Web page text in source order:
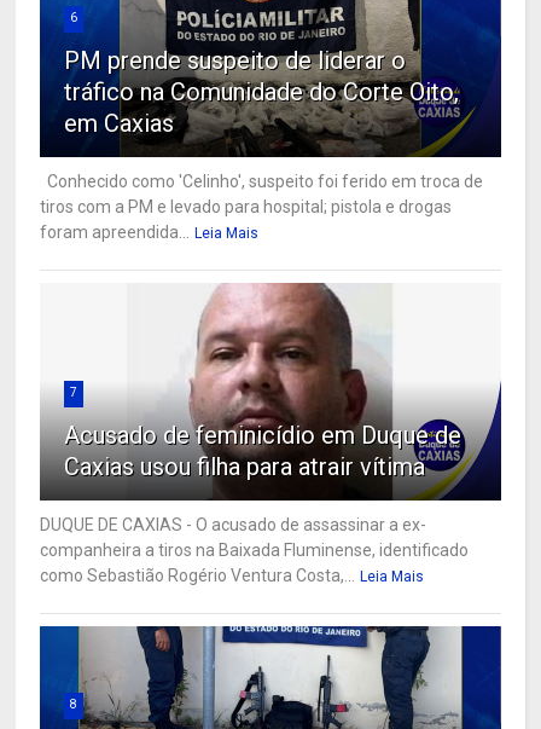
6
PM prende suspeito de liderar o
tráfico na Comunidade do Corte Oito,
em Caxias
Conhecido como 'Celinho', suspeito foi ferido em troca de
tiros com a PM e levado para hospital; pistola e drogas
foram apreendida...
Leia Mais
7
Acusado de feminicídio em Duque de
Caxias usou filha para atrair vítima
DUQUE DE CAXIAS - O acusado de assassinar a ex-
companheira a tiros na Baixada Fluminense, identificado
como Sebastião Rogério Ventura Costa,...
Leia Mais
8